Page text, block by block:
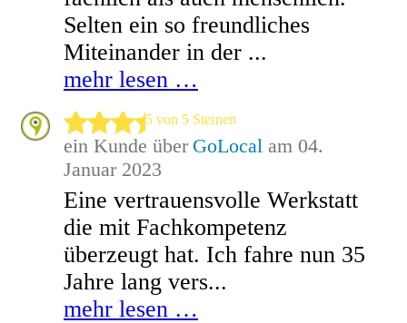
Selten ein so freundliches
Miteinander in der ...
mehr lesen …
5 von 5 Sternen
ein Kunde über GoLocal am 04.
Januar 2023
Eine vertrauensvolle Werkstatt
die mit Fachkompetenz
überzeugt hat. Ich fahre nun 35
Jahre lang vers...
mehr lesen …